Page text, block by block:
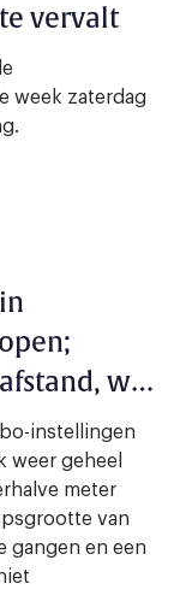
vervalt
week zaterdag
wel
instellingen
weer geheel
meter
van
gangen en een